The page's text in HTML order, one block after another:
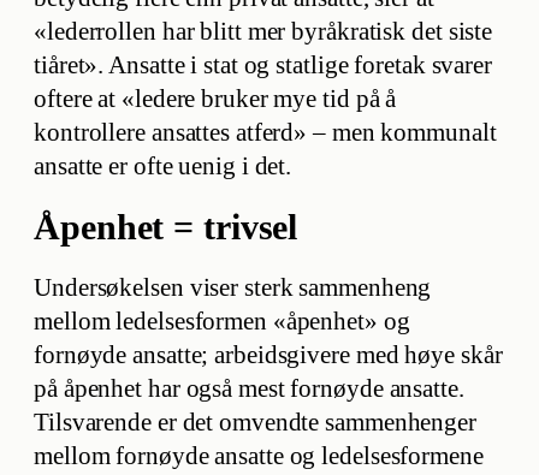
«lederrollen har blitt mer byråkratisk det siste
tiåret». Ansatte i stat og statlige foretak svarer
oftere at «ledere bruker mye tid på å
kontrollere ansattes atferd» – men kommunalt
ansatte er ofte uenig i det.
Åpenhet = trivsel
Undersøkelsen viser sterk sammenheng
mellom ledelsesformen «åpenhet» og
fornøyde ansatte; arbeidsgivere med høye skår
på åpenhet har også mest fornøyde ansatte.
Tilsvarende er det omvendte sammenhenger
mellom fornøyde ansatte og ledelsesformene